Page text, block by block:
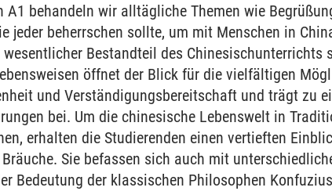
behandeln wir alltägliche Themen wie
jeder beherrschen sollte, um mit Menschen in
Bestandteil des Chinesischunterrichts
öffnet der Blick für die vielfältigen
und Verständigungsbereitschaft und trägt zu
bei. Um die chinesische Lebenswelt in
erhalten die Studierenden einen vertieften
Sie befassen sich auch mit
Bedeutung der klassischen Philosophen